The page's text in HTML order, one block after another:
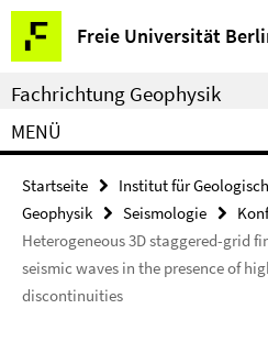
Springe
direkt
zu
Inhalt
Freie Universität
Service-
Navigation
Fachrichtung Geophysik
MENÜ
Startseite
Institut für
Geophysik
Seismologie
Heterogeneous 3D staggered-grid
seismic waves in the presence of
discontinuities